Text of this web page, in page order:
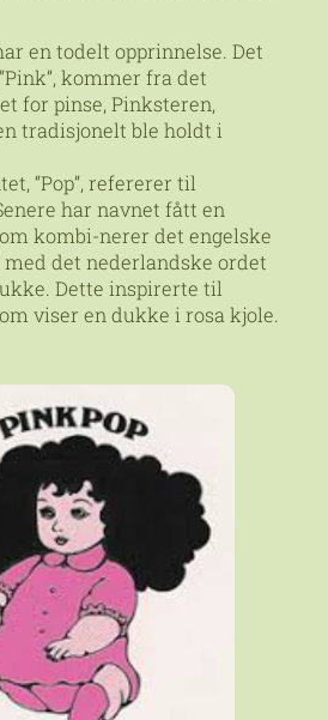
en todelt opprinnelse. Det
kommer fra det
for pinse, Pinksteren,
tradisjonelt ble holdt i
“Pop”, refererer til
har navnet fått en
kombi-nerer det engelske
med det nederlandske ordet
Dette inspirerte til
viser en dukke i rosa kjole.